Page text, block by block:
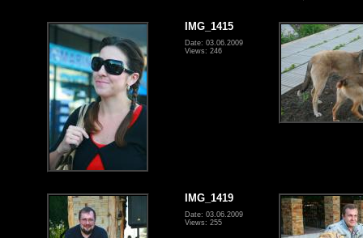
IMG_1415
Date: 03.06.2009
Views: 246
IMG_1419
Date: 03.06.2009
Views: 255